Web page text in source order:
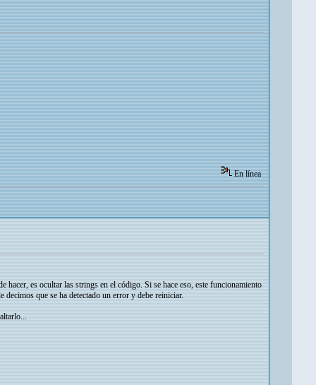
En línea
es ocultar las strings en el código. Si se hace eso, este funcionamiento
que se ha detectado un error y debe reiniciar.